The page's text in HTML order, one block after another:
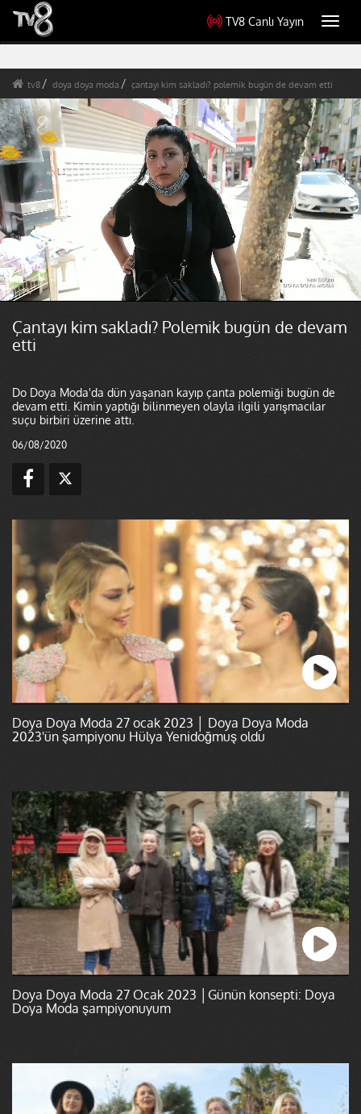
TV8 Canlı Yayın
tv8 doya doya moda çantayı kim sakladı? polemik bugün de devam etti
Çantayı kim sakladı? Polemik bugün de devam
etti
Do Doya Moda'da dün yaşanan kayıp çanta polemiği bugün de
devam etti. Kimin yaptığı bilinmeyen olayla ilgili yarışmacılar
suçu birbiri üzerine attı.
06/08/2020
Doya Doya Moda 27 ocak 2023 │ Doya Doya Moda
2023'ün şampiyonu Hülya Yenidoğmuş oldu
Doya Doya Moda 27 Ocak 2023 │Günün konsepti: Doya
Doya Moda şampiyonuyum